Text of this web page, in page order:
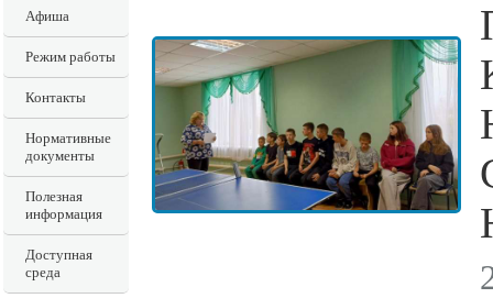
Афиша
Режим работы
Контакты
Нормативные
документы
Полезная
информация
Доступная
среда